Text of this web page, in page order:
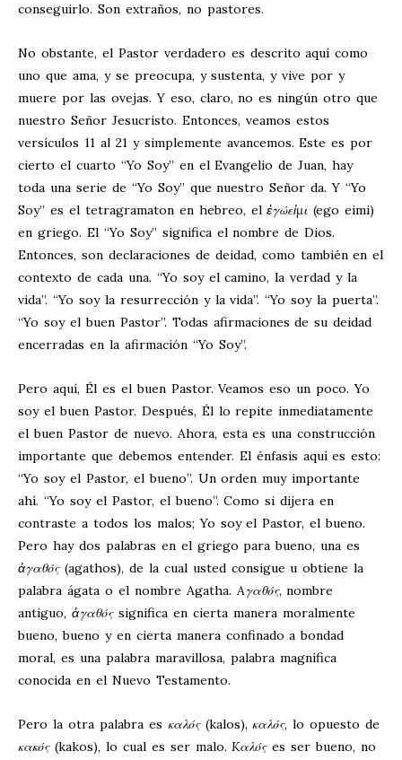
conseguirlo. Son extraños, no pastores.
No obstante, el Pastor verdadero es descrito aquí como
uno que ama, y se preocupa, y sustenta, y vive por y
muere por las ovejas. Y eso, claro, no es ningún otro que
nuestro Señor Jesucristo. Entonces, veamos estos
versículos 11 al 21 y simplemente avancemos. Este es por
cierto el cuarto “Yo Soy” en el Evangelio de Juan, hay
toda una serie de “Yo Soy” que nuestro Señor da. Y “Yo
Soy” es el tetragramaton en hebreo, elἐγώεἰμι (ego eimi)
en griego. El “Yo Soy” significa el nombre de Dios.
Entonces, son declaraciones de deidad, como también en el
contexto de cada una. “Yo soy el camino, la verdad y la
vida”. “Yo soy la resurrección y la vida”. “Yo soy la puerta”.
“Yo soy el buen Pastor”. Todas afirmaciones de su deidad
encerradas en la afirmación “Yo Soy”.
Pero aquí, Él es el buen Pastor. Veamos eso un poco. Yo
soy el buen Pastor. Después, Él lo repite inmediatamente
el buen Pastor de nuevo. Ahora, esta es una construcción
importante que debemos entender. El énfasis aquí es esto:
“Yo soy el Pastor, el bueno”. Un orden muy importante
ahí. “Yo soy el Pastor, el bueno”. Como si dijera en
contraste a todos los malos; Yo soy el Pastor, el bueno.
Pero hay dos palabras en el griego para bueno, una es
ἀγαθός(agathos), de la cual usted consigue u obtiene la
palabra ágata o el nombre Agatha.Aγαθός, nombre
antiguo, ἀγαθόςsignifica en cierta manera moralmente
bueno, bueno y en cierta manera confinado a bondad
moral, es una palabra maravillosa, palabra magnífica
conocida en el Nuevo Testamento.
Pero la otra palabra es καλός(kalos),καλός, lo opuesto de
κακός(kakos), lo cual es ser malo.Kαλόςes ser bueno, no